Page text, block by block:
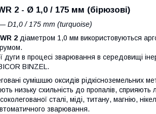
2 - Ø 1,0 / 175 мм (бірюзові)
D1,0 / 175 mm (turquoise)
2 діаметром 1,0 мм використовуються
в процесі зварювання в середовищі
BINZEL.
сумішшю оксидів рідкісноземельних
низьку схильність до пропалів, сприяють
сталі, міді, титану, магнію,
зварювання.